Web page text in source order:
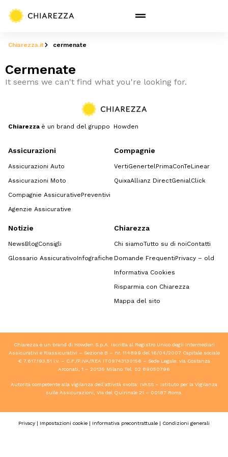
Chiarezza.it cermenate
Cermenate
It seems we can't find what you're looking for.
Chiarezza è un brand del gruppo Howden
Assicurazioni
Assicurazioni Auto
Assicurazioni Moto
Compagnie AssicurativePreventivi
Agenzie Assicurative
Compagnie
VertiGenertel PrimaConTeLinear
QuixaAllianz DirectGenialClick
Notizie
NewsBlogConsigli
Glossario AssicurativoInfografiche
Chiarezza
Chi siamoTutto su di noiContatti
Domande FrequentiPrivacy – old
Informativa Cookies
Risparmia con Chiarezza
Mappa del sito
Chiarezza è un brand di Howden S.p.A. Iscritta al Registro Unico degli Intermediari
Assicurativi e Riassicurativi – Sezione B – nr. 114899 del 16/04/2007 Capitale sociale
€ 7.617.193,51 i.v. – C.F./P.IVA/REA IT09743130156 – Sede Legale: via Costanza
Arconati, 1 – 20135 Milano Tel. 02 89050796
Autorità competente alla vigilanza dell’attività svolta: IVASS – Istituto per la Vigilanza
sulle Assicurazioni, Via del Quirinale 21 – 00187 Roma.
Privacy | Impostazioni cookie | Informativa precontrattuale | Condizioni generali